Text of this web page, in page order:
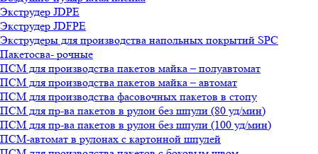
Экструдер JDPE
Экструдер JDFPE
Экструдеры для производства напольных покрытий SPC
Пакетосва- рочные
ПСМ для производства пакетов майка – полуавтомат
ПСМ для производства пакетов майка – автомат
ПСМ для производства фасовочных пакетов в стопу
ПСМ для пр-ва пакетов в рулон без шпули (80 уд/мин)
ПСМ для пр-ва пакетов в рулон без шпули (100 уд/мин)
ПСМ-автомат в рулонах с картонной шпулей